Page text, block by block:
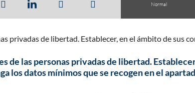
Normal
privadas de libertad. Establecer, en el ámbito de sus
de las personas privadas de libertad.
los datos mínimos que se recogen en el